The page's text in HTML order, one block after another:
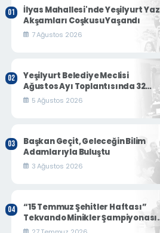
İlyas Mahallesi'nde Yeşilyurt Yaz
Akşamları Coşkusu Yaşandı
7 Ağustos 2026
Yeşilyurt Belediye Meclisi
Ağustos Ayı Toplantısında 32
Gündem Maddesi Karara
Bağlandı
5 Ağustos 2026
Başkan Geçit, Geleceğin Bilim
Adamlarıyla Buluştu
3 Ağustos 2026
“15 Temmuz Şehitler Haftası”
Tekvando Minikler Şampiyonası
Nefes Kesti